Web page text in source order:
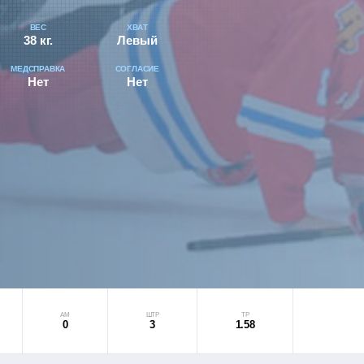
ВЕС
38 кг.
ХВАТ
Левый
МЕДСПРАВКА
Нет
СОГЛАСИЕ
Нет
АМ
0
ШТР
3
ТР
1.58